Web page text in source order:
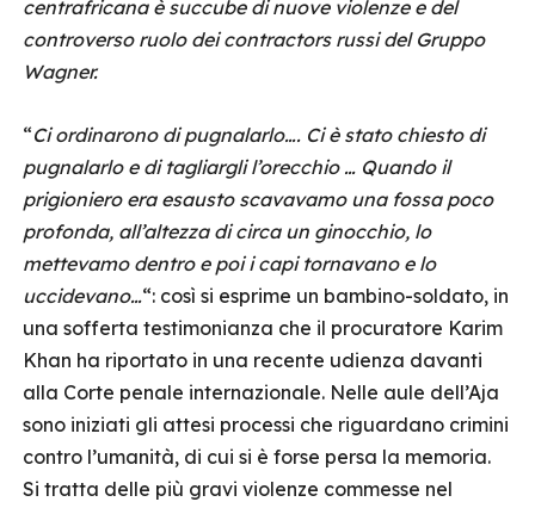
centrafricana è succube di nuove violenze e del
controverso ruolo dei contractors russi del Gruppo
Wagner.
“Ci ordinarono di pugnalarlo…. Ci è stato chiesto di
pugnalarlo e di tagliargli l’orecchio … Quando il
prigioniero era esausto scavavamo una fossa poco
profonda, all’altezza di circa un ginocchio, lo
mettevamo dentro e poi i capi tornavano e lo
uccidevano…“: così si esprime un bambino-soldato, in
una sofferta testimonianza che il procuratore Karim
Khan ha riportato in una recente udienza davanti
alla Corte penale internazionale. Nelle aule dell’Aja
sono iniziati gli attesi processi che riguardano crimini
contro l’umanità, di cui si è forse persa la memoria.
Si tratta delle più gravi violenze commesse nel